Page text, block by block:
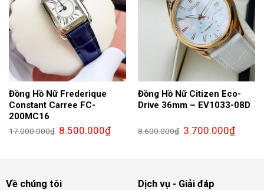
Đồng Hồ Nữ Frederique
Constant Carree FC-
200MC16
17.000.000₫ Giá
gốc
8.500.000₫Giá
hiện
Đồng Hồ Nữ Citizen Eco-
Drive 36mm – EV1033-08D
8.600.000₫ Giá
gốc
3.700.000₫Giá
hiện
Về chúng tôi Dịch vụ - Giải đáp